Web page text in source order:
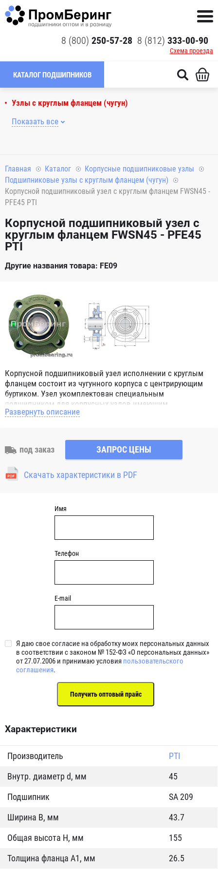
8 (800) 250-57-28 8 (812) 333-00-90
Схема проезда
КАТАЛОГ ПОДШИПНИКОВ
Узлы с круглым фланцем (чугун)
Показать все
Главная Каталог
Корпусные подшипниковые узлы
Подшипниковые узлы с круглым фланцем (чугун)
Корпусной подшипниковый узел с круглым фланцем FWSN45 -
PFE45 PTI
Корпусной подшипниковый узел с
круглым фланцем FWSN45 - PFE45
PTI
Другие названия товара: FE09
Корпусной подшипниковый узел исполнении с круглым
фланцем состоит из чугунного корпуса с центрирующим
буртиком. Узел укомплектован специальным
подшипником для корпусных узлов имеющим
сферическое наружное кольцо. При монтаже корпусных
вала или неточность монтажа. Корпус имеет четыре
отверстия для закрепления. Узлы c круглым чугунным
фланцем являются обслуживаемыми, подшипник
смазывается через специальный фиттинг (тавотницу)
Развернуть описание
под заказ ЗАПРОС ЦЕНЫ
Скачать характеристики в PDF
Имя
Телефон
E-mail
Я даю свое согласие на обработку моих персональных данных
в соответствии с законом № 152-ФЗ «О персональных данных»
от 27.07.2006 и принимаю условия пользовательского
соглашения.
Характеристики
Производитель
PTI
Внутр. диаметр d, мм
45
Подшипник
SA 209
Ширина B, мм
43.7
Общая высота H, мм
155
Толщина фланца А1, мм
26.5